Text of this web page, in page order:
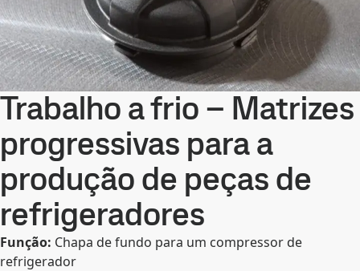
Trabalho a frio – Matrizes
progressivas para a
produção de peças de
refrigeradores
Função: Chapa de fundo para um compressor de
refrigerador